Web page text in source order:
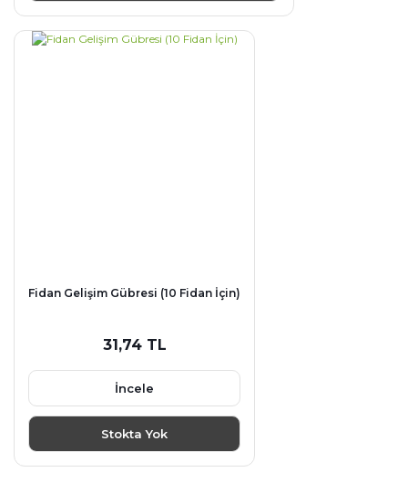
Fidan Gelişim Gübresi (10 Fidan İçin)
31,74 TL
İncele
Stokta Yok